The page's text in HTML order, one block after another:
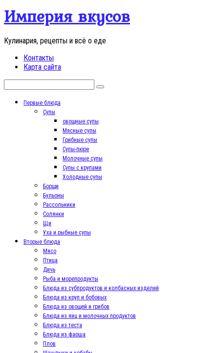
Перейти
контенту
Империя вкусов
Кулинария, рецепты и всё о еде
Контакты
Карта сайта
Первые блюда
Супы
овощные супы
Мясные супы
Грибные супы
Супы-пюре
Молочные супы
Супы с крупами
Холодные супы
Борщи
Бульоны
Рассольники
Солянки
Щи
Уха и рыбные супы
Вторые блюда
Мясо
Птица
Дичь
Рыба и морепродукты
Блюда из субпродуктов и колбасных изделий
Блюда из круп и бобовых
Блюда из овощей и грибов
Блюда из яиц и молочных продуктов
Блюда из теста
Блюда из фарша
Плов